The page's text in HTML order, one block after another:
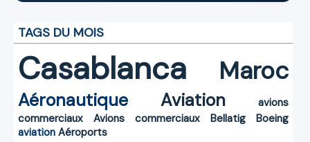
TAGS DU MOIS
Casablanca Maroc
Aéronautique Aviation
avions
commerciaux
Avions commerciaux Bellatig
Boeing
aviation Aéroports